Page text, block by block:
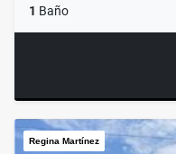
1 Baño
Regina Martínez